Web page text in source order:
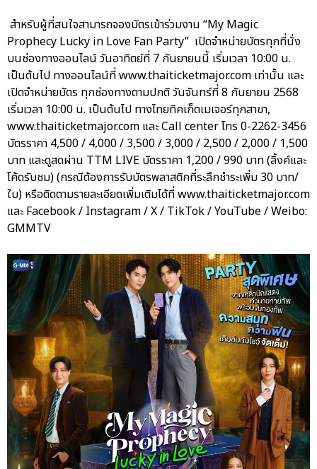
สำหรับผู้ที่สนใจสามารถจองบัตรเข้าร่วมงาน “My Magic
Prophecy Lucky in Love Fan Party” เปิดจำหน่ายบัตรทุกที่นั่ง
บนช่องทางออนไลน์ วันอาทิตย์ที่ 7 กันยายนนี้ เริ่มเวลา 10:00 น.
เป็นต้นไป ทางออนไลน์ที่ www.thaiticketmajor.com เท่านั้น และ
เปิดจำหน่ายบัตร ทุกช่องทางตามปกติ วันจันทร์ที่ 8 กันยายน 2568
เริ่มเวลา 10:00 น. เป็นต้นไป ทางไทยทิคเก็ตเมเจอร์ทุกสาขา,
www.thaiticketmajor.com และ Call center โทร 0-2262-3456
บัตรราคา 4,500 / 4,000 / 3,500 / 3,000 / 2,500 / 2,000 / 1,500
บาท และดูสดผ่าน TTM LIVE บัตรราคา 1,200 / 990 บาท (ลิ้งค์และ
โค้ดรับชม) (กรณีต้องการรับบัตรพลาสติกที่ระลึกชำระเพิ่ม 30 บาท/
ใบ) หรือติดตามรายละเอียดเพิ่มเติมได้ที่ www.thaiticketmajor.com
และ Facebook / Instagram / X / TikTok / YouTube / Weibo:
GMMTV